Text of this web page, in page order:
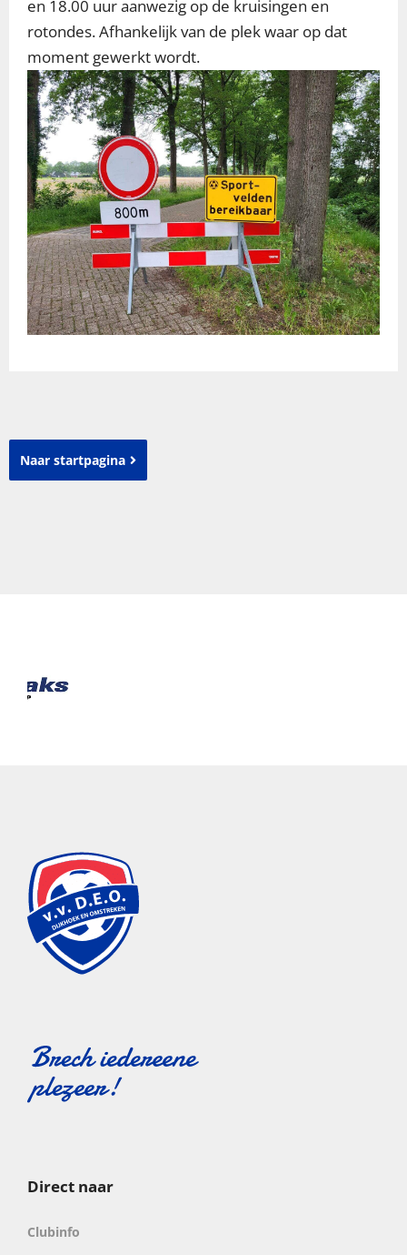
en 18.00 uur aanwezig op de kruisingen en
rotondes. Afhankelijk van de plek waar op dat
moment gewerkt wordt.
Naar startpagina
Direct naar
Clubinfo